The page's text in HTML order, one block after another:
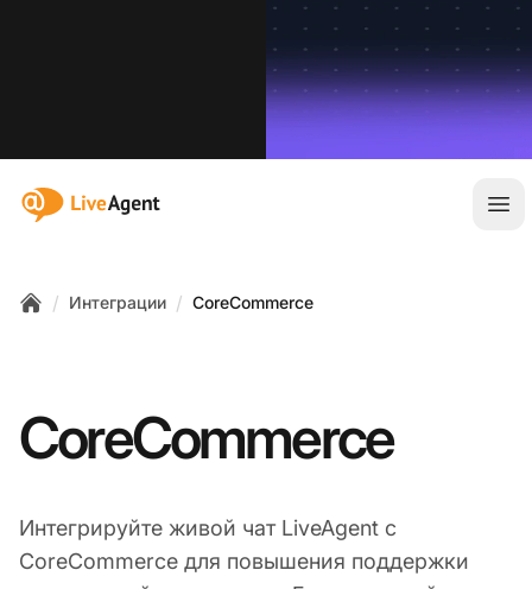
:site.title
/ Интеграции / CoreCommerce
CoreCommerce
Интегрируйте живой чат LiveAgent с
CoreCommerce для повышения поддержки